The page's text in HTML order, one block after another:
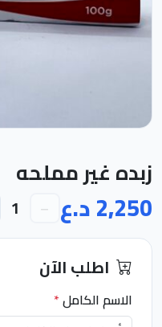
زبده غير مملحه
2,250 د.ع −
1
اطلب الآن
الاسم الكامل*